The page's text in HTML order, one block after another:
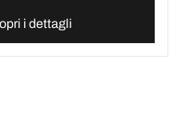
i dettagli